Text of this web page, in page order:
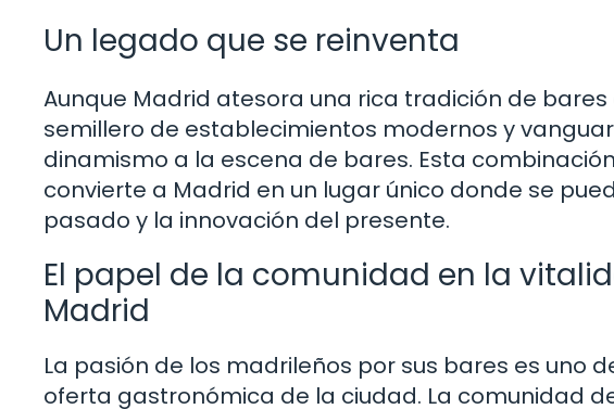
Un legado que se reinventa
Aunque Madrid atesora una rica tradición de
semillero de establecimientos modernos y
dinamismo a la escena de bares. Esta
convierte a Madrid en un lugar único donde se
pasado y la innovación del presente.
El papel de la comunidad en la
Madrid
La pasión de los madrileños por sus bares es uno
oferta gastronómica de la ciudad. La comunidad